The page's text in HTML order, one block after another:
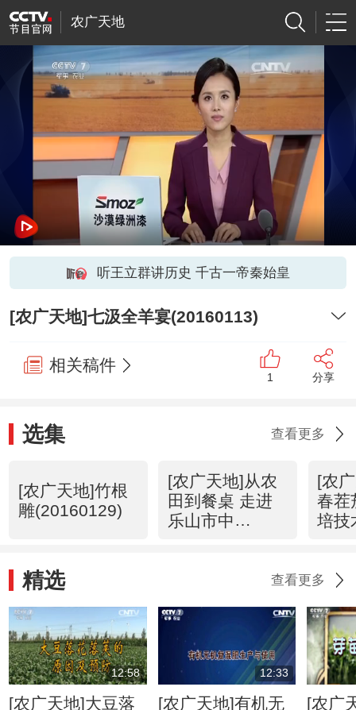
农广天地
听王立群讲历史 千古一帝秦始皇
[农广天地]七汲全羊宴(20160113)
相关稿件
1 分享
选集 查看更多
[农广天地]竹根
雕(20160129)
[农广天地]从农
田到餐桌 走进
乐山市中
[农
春茬
培技
精选 查看更多
12:58
[农广天地]大豆落
12:33
[农广天地]有机无
[农广